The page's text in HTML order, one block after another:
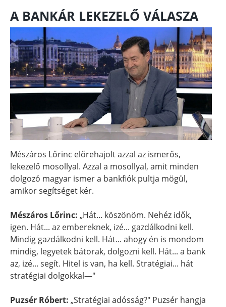
A BANKÁR LEKEZELŐ VÁLASZA
Mészáros Lőrinc előrehajolt azzal az ismerős,
lekezelő mosollyal. Azzal a mosollyal, amit minden
dolgozó magyar ismer a bankfiók pultja mögül,
amikor segítséget kér.
Mészáros Lőrinc: „Hát... köszönöm. Nehéz idők,
igen. Hát... az embereknek, izé... gazdálkodni kell.
Mindig gazdálkodni kell. Hát... ahogy én is mondom
mindig, legyetek bátorak, dolgozni kell. Hát... a bank
az, izé... segít. Hitel is van, ha kell. Stratégiai... hát
stratégiai dolgokkal—"
Puzsér Róbert: „Stratégiai adósság?" Puzsér hangja